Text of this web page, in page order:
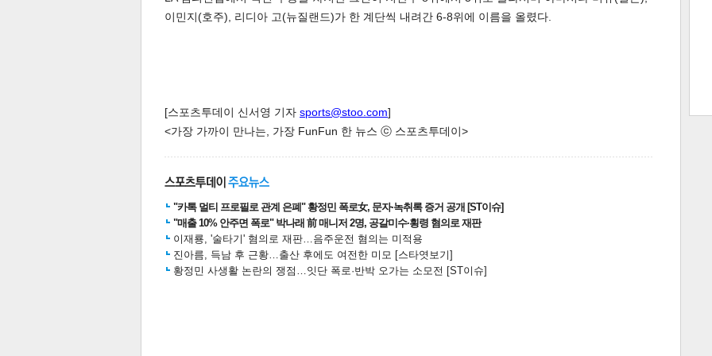
이민지(호주), 리디아 고(뉴질랜드)가 한 계단씩 내려간 6-8위에 이름을 올렸다.
[스포츠투데이 신서영 기자 sports@stoo.com]
<가장 가까이 만나는, 가장 FunFun 한 뉴스 ⓒ 스포츠투데이>
"카톡 멀티 프로필로 관계 은폐" 황정민 폭로女, 문자·녹취록 증거 공개 [ST이슈]
"매출 10% 안주면 폭로" 박나래 前 매니저 2명, 공갈미수·횡령 혐의로 재판
이재룡, '술타기' 혐의로 재판…음주운전 혐의는 미적용
진아름, 득남 후 근황…출산 후에도 여전한 미모 [스타엿보기]
황정민 사생활 논란의 쟁점…잇단 폭로·반박 오가는 소모전 [ST이슈]